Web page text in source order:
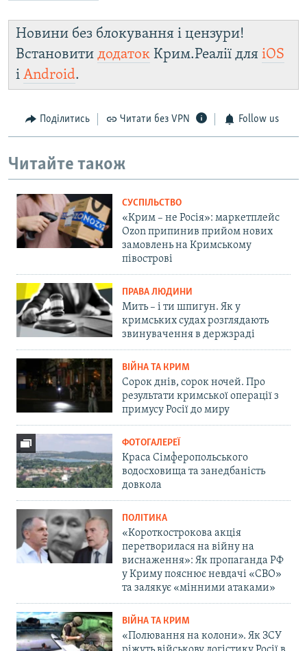
Новини без блокування і цензури!
Встановити додаток Крим.Реалії для iOS
і Android.
Поділитись Читати без VPN Follow us
Читайте також
СУСПІЛЬСТВО
«Крим – не Росія»: маркетплейс
Ozon припинив прийом нових
замовлень на Кримському
півострові
ПРАВА ЛЮДИНИ
Мить – і ти шпигун. Як у
кримських судах розглядають
звинувачення в держзраді
ВІЙНА ТА КРИМ
Сорок днів, сорок ночей. Про
результати кримської операції з
примусу Росії до миру
ФОТОГАЛЕРЕЇ
Краса Сімферопольського
водосховища та занедбаність
довкола
ПОЛІТИКА
«Короткострокова акція
перетворилася на війну на
виснаження»: Як пропаганда РФ
у Криму пояснює невдачі «СВО»
та залякує «мінними атаками»
ВІЙНА ТА КРИМ
«Полювання на колони». Як ЗСУ